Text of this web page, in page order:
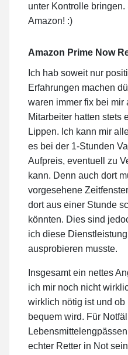
unter Kontrolle
Amazon! :)
Amazon Prime Now
Ich hab soweit nur
Erfahrungen machen
waren immer fix bei mir
Mitarbeiter hatten stets
Lippen. Ich kann mir
es bei der 1-Stunden
Aufpreis, eventuell zu
kann. Denn auch dort
vorgesehene
dort aus einer Stunde
könnten. Dies sind
ich diese
ausprobieren musste.
Insgesamt ein nettes
ich mir noch nicht
wirklich nötig ist und ob
bequem wird. Für
echter Retter in Not